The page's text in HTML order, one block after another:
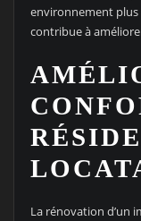
environnement plus
contribue à
La rénovation d’un